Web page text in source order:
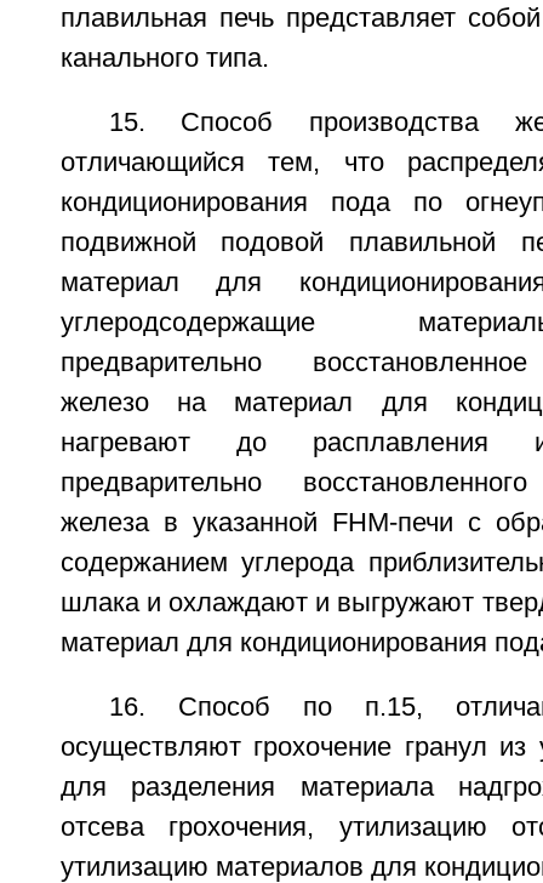
плавильная печь представляет
канального типа.
15. Способ производства
отличающийся тем, что
кондиционирования пода по
подвижной подовой плавильной
материал для
углеродсодержащие
предварительно
железо на материал для
нагревают до расплавления и
предварительно
железа в указанной FHM-печи с
содержанием углерода
шлака и охлаждают и выгружают
материал для кондиционирования
16. Способ по п.15,
осуществляют грохочение гранул из
для разделения материала
отсева грохочения, утилизацию
утилизацию материалов для